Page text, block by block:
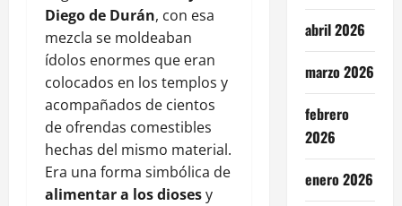
Diego de Durán, con esa
mezcla se moldeaban
ídolos enormes que eran
colocados en los templos y
acompañados de cientos
de ofrendas comestibles
hechas del mismo material.
Era una forma simbólica de
alimentar a los diosesy
abril 2026
marzo 2026
febrero
2026
enero 2026